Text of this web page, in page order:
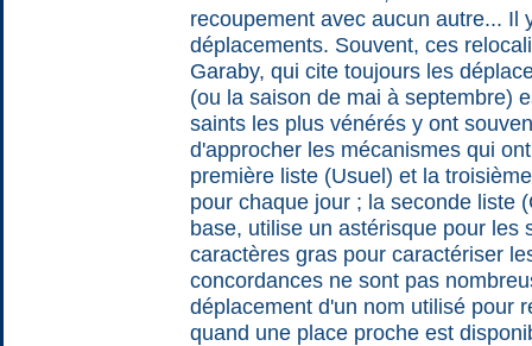
recoupement avec aucun autre... Il
déplacements. Souvent, ces
Garaby, qui cite toujours les
(ou la saison de mai à septembre)
saints les plus vénérés y ont
d'approcher les mécanismes qui
première liste (Usuel) et la
pour chaque jour ; la seconde liste
base, utilise un astérisque pour les
caractères gras pour caractériser
concordances ne sont pas
déplacement d'un nom utilisé pour
quand une place proche est